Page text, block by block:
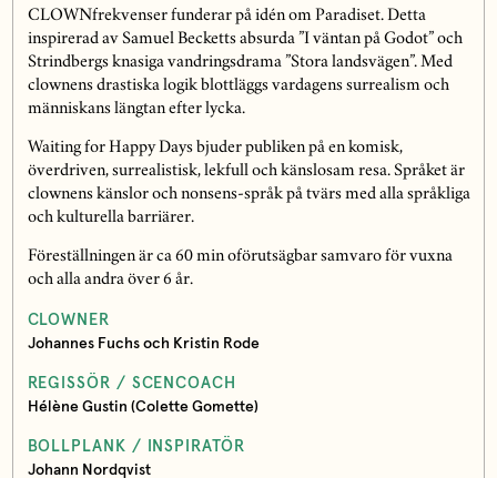
CLOWNfrekvenser funderar på idén om Paradiset. Detta
inspirerad av Samuel Becketts absurda ”I väntan på Godot” och
Strindbergs knasiga vandringsdrama ”Stora landsvägen”. Med
clownens drastiska logik blottläggs vardagens surrealism och
människans längtan efter lycka.
Waiting for Happy Days bjuder publiken på en komisk,
överdriven, surrealistisk, lekfull och känslosam resa. Språket är
clownens känslor och nonsens-språk på tvärs med alla språkliga
och kulturella barriärer.
Föreställningen är ca 60 min oförutsägbar samvaro för vuxna
och alla andra över 6 år.
CLOWNER
Johannes Fuchs och Kristin Rode
REGISSÖR / SCENCOACH
Hélène Gustin (Colette Gomette)
BOLLPLANK / INSPIRATÖR
Johann Nordqvist